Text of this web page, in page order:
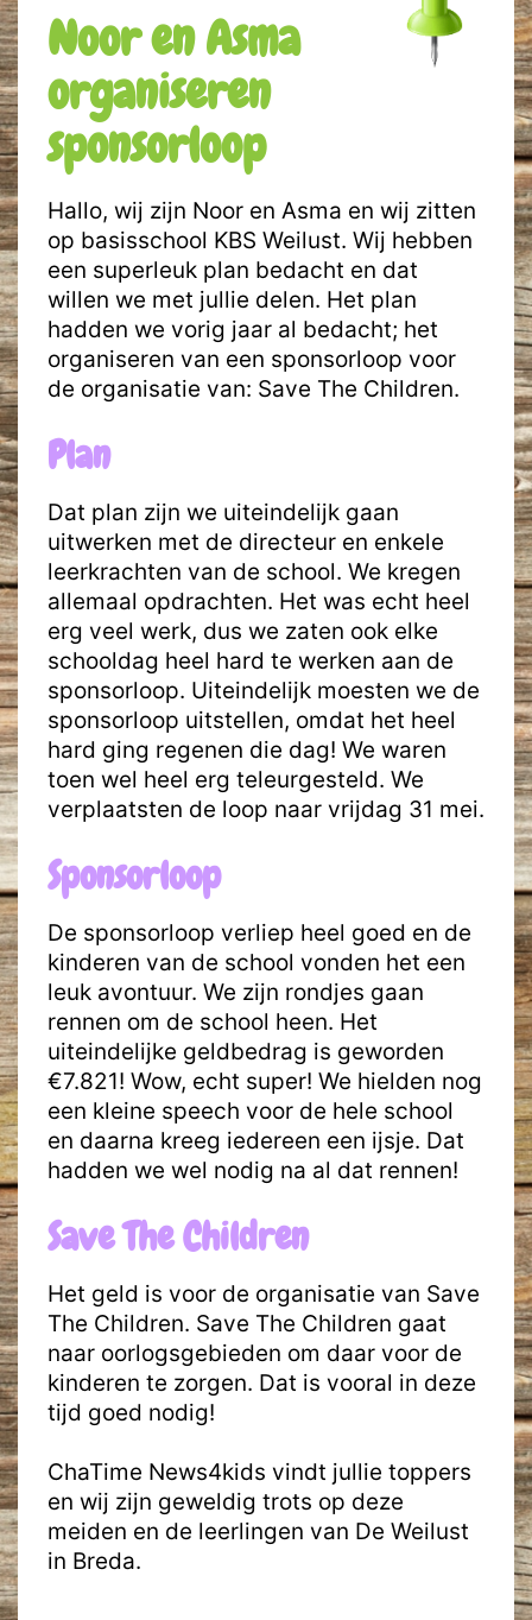
Noor en Asma
organiseren
sponsorloop
Hallo, wij zijn Noor en Asma en wij zitten
op basisschool KBS Weilust. Wij hebben
een superleuk plan bedacht en dat
willen we met jullie delen. Het plan
hadden we vorig jaar al bedacht; het
organiseren van een sponsorloop voor
de organisatie van: Save The Children.
Plan
Dat plan zijn we uiteindelijk gaan
uitwerken met de directeur en enkele
leerkrachten van de school. We kregen
allemaal opdrachten. Het was echt heel
erg veel werk, dus we zaten ook elke
schooldag heel hard te werken aan de
sponsorloop. Uiteindelijk moesten we de
sponsorloop uitstellen, omdat het heel
hard ging regenen die dag! We waren
toen wel heel erg teleurgesteld. We
verplaatsten de loop naar vrijdag 31 mei.
Sponsorloop
De sponsorloop verliep heel goed en de
kinderen van de school vonden het een
leuk avontuur. We zijn rondjes gaan
rennen om de school heen. Het
uiteindelijke geldbedrag is geworden
€7.821! Wow, echt super! We hielden nog
een kleine speech voor de hele school
en daarna kreeg iedereen een ijsje. Dat
hadden we wel nodig na al dat rennen!
Save The Children
Het geld is voor de organisatie van Save
The Children. Save The Children gaat
naar oorlogsgebieden om daar voor de
kinderen te zorgen. Dat is vooral in deze
tijd goed nodig!
ChaTime News4kids vindt jullie toppers
en wij zijn geweldig trots op deze
meiden en de leerlingen van De Weilust
in Breda.